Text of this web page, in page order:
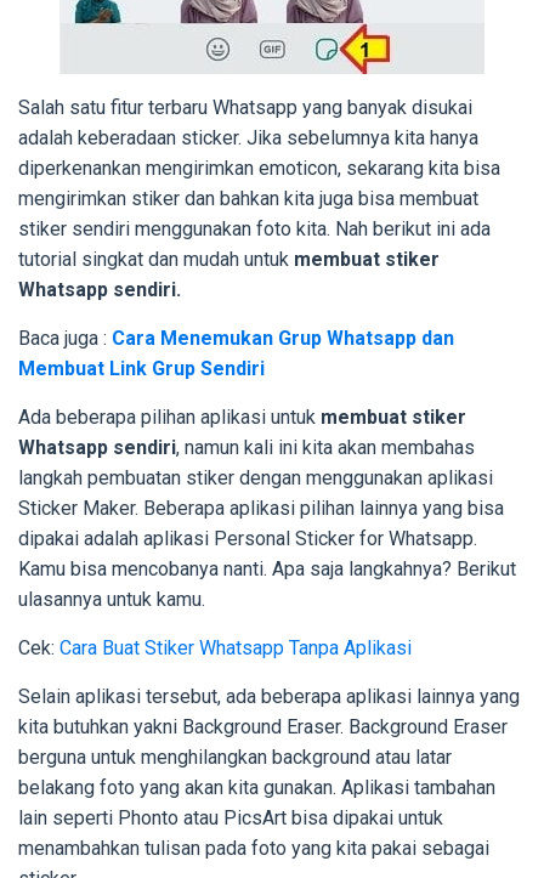
Salah satu fitur terbaru Whatsapp yang banyak disukai
adalah keberadaan sticker. Jika sebelumnya kita hanya
diperkenankan mengirimkan emoticon, sekarang kita bisa
mengirimkan stiker dan bahkan kita juga bisa membuat
stiker sendiri menggunakan foto kita. Nah berikut ini ada
tutorial singkat dan mudah untuk membuat stiker
Whatsapp sendiri.
Baca juga : Cara Menemukan Grup Whatsapp dan
Membuat Link Grup Sendiri
Ada beberapa pilihan aplikasi untuk membuat stiker
Whatsapp sendiri, namun kali ini kita akan membahas
langkah pembuatan stiker dengan menggunakan aplikasi
Sticker Maker. Beberapa aplikasi pilihan lainnya yang bisa
dipakai adalah aplikasi Personal Sticker for Whatsapp.
Kamu bisa mencobanya nanti. Apa saja langkahnya? Berikut
ulasannya untuk kamu.
Cek: Cara Buat Stiker Whatsapp Tanpa Aplikasi
Selain aplikasi tersebut, ada beberapa aplikasi lainnya yang
kita butuhkan yakni Background Eraser. Background Eraser
berguna untuk menghilangkan background atau latar
belakang foto yang akan kita gunakan. Aplikasi tambahan
lain seperti Phonto atau PicsArt bisa dipakai untuk
menambahkan tulisan pada foto yang kita pakai sebagai